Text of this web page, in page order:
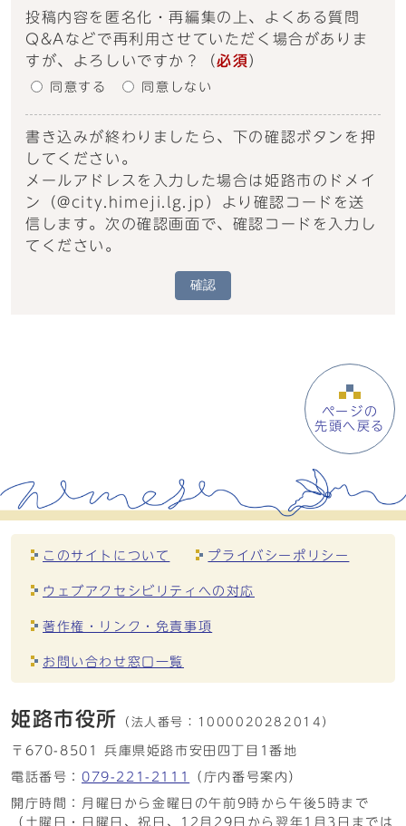
投稿内容を匿名化・再編集の上、よくある質問
Q&Aなどで再利用させていただく場合がありま
すが、よろしいですか？
（必須 ）
同意する 同意しない
書き込みが終わりましたら、下の確認ボタンを押
してください。
メールアドレスを入力した場合は姫路市のドメイ
ン（@city.himeji.lg.jp）より確認コードを送
信します。次の確認画面で、確認コードを入力し
てください。
確認
ページの
先頭へ戻る
このサイトについて プライバシーポリシー
ウェブアクセシビリティへの対応
著作権・リンク・免責事項
お問い合わせ窓口一覧
姫路市役所 （法人番号： 1000020282014）
〒670-8501 兵庫県姫路市安田四丁目1番地
電話番号： 079-221-2111
（庁内番号案内）
開庁時間：月曜日から金曜日の午前9時から午後5時まで
（土曜日・日曜日、祝日、12月29日から翌年1月3日までは